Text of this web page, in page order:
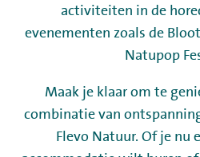
+31 (0) 36 - 522
Gastinformatie
Contact
activiteiten in de
evenementen zoals de
Natupop
Maak je klaar om te
combinatie van
Flevo Natuur. Of je nu